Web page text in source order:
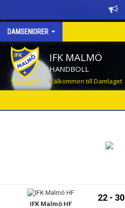
DAMSENIORER
IFK MALMÖ
HANDBOLL
Välkommen till Damlaget
TABELL OCH RESULTAT DIV 3
IFK Malmö HF
22 - 30